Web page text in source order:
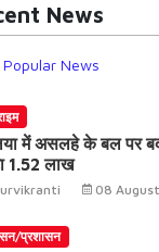
News
Popular News
में असलहे के बल पर
1.52 लाख
08
प्रशासन